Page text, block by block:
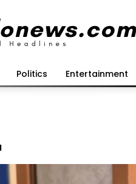
Politics Entertainment